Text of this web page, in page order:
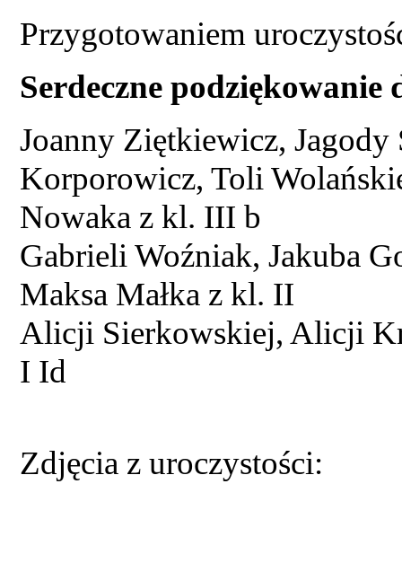
Przygotowaniem
Serdeczne podziękowanie
Joanny Ziętkiewicz,
Korporowicz, Toli
Nowaka z kl. III b
Gabrieli Woźniak, Jakuba
Maksa Małka z kl. II
Alicji Sierkowskiej, Alicji
I Id
Zdjęcia z uroczystości: